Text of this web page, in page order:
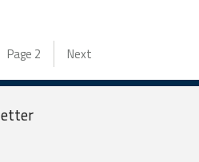
Page 2 Next